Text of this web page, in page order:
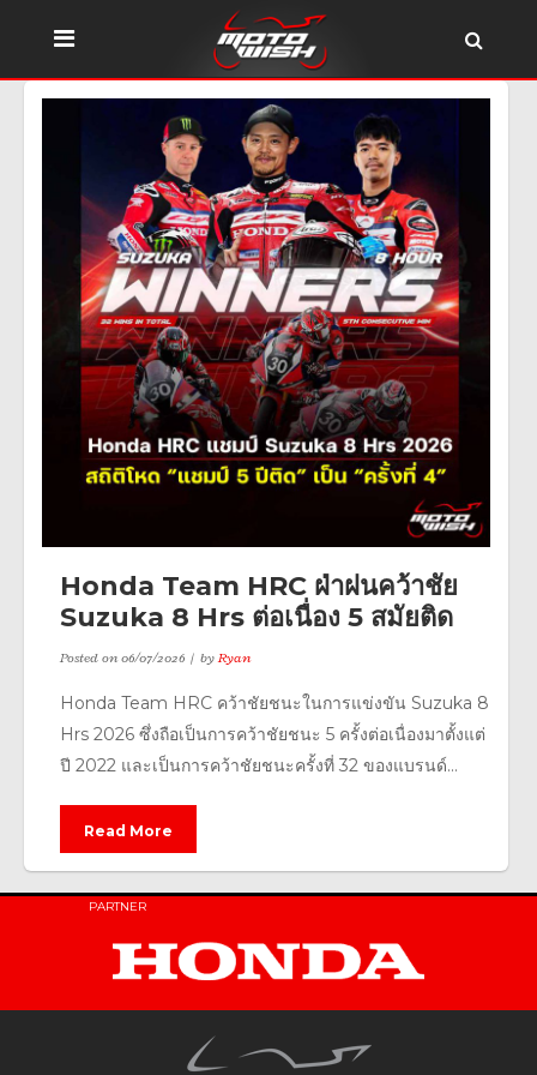
Honda Team HRC ฝ่าฝนคว้าชัย
Suzuka 8 Hrs ต่อเนื่อง 5 สมัยติด
Posted on06/07/2026 byRyan
Honda Team HRC คว้าชัยชนะในการแข่งขัน Suzuka 8
Hrs 2026 ซึ่งถือเป็นการคว้าชัยชนะ 5 ครั้งต่อเนื่องมาตั้งแต่
ปี 2022 และเป็นการคว้าชัยชนะครั้งที่ 32 ของแบรนด์...
Read More
PARTNER